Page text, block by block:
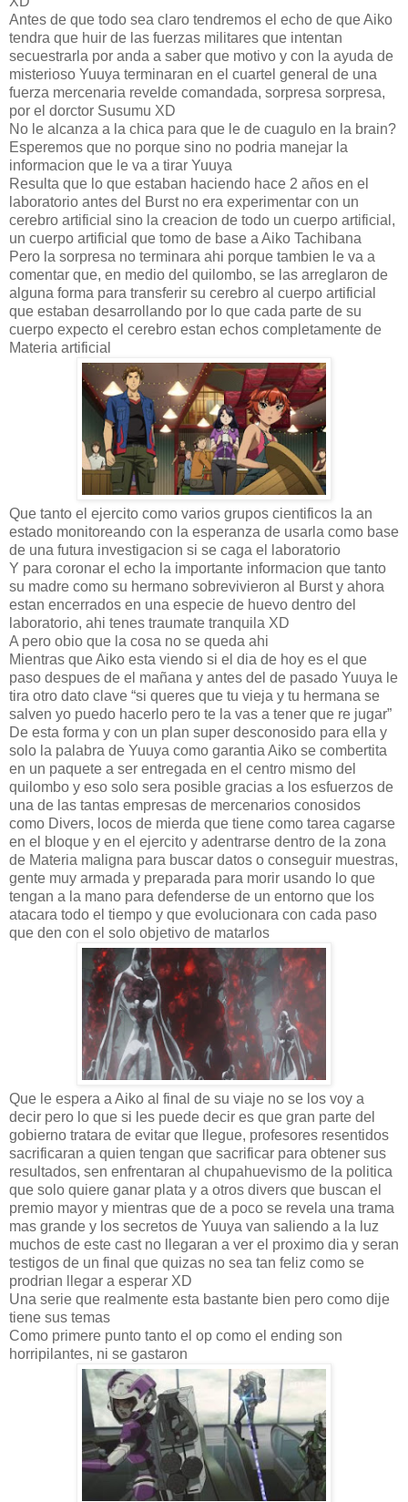
Antes de que todo sea claro tendremos el echo de que Aiko
tendra que huir de las fuerzas militares que intentan
secuestrarla por anda a saber que motivo y con la ayuda de
misterioso Yuuya terminaran en el cuartel general de una
fuerza mercenaria revelde comandada, sorpresa sorpresa,
por el dorctor Susumu XD
No le alcanza a la chica para que le de cuagulo en la brain?
Esperemos que no porque sino no podria manejar la
informacion que le va a tirar Yuuya
Resulta que lo que estaban haciendo hace 2 años en el
laboratorio antes del Burst no era experimentar con un
cerebro artificial sino la creacion de todo un cuerpo artificial,
un cuerpo artificial que tomo de base a Aiko Tachibana
Pero la sorpresa no terminara ahi porque tambien le va a
comentar que, en medio del quilombo, se las arreglaron de
alguna forma para transferir su cerebro al cuerpo artificial
que estaban desarrollando por lo que cada parte de su
cuerpo expecto el cerebro estan echos completamente de
Materia artificial
Que tanto el ejercito como varios grupos cientificos la an
estado monitoreando con la esperanza de usarla como base
de una futura investigacion si se caga el laboratorio
Y para coronar el echo la importante informacion que tanto
su madre como su hermano sobrevivieron al Burst y ahora
estan encerrados en una especie de huevo dentro del
laboratorio, ahi tenes traumate tranquila XD
A pero obio que la cosa no se queda ahi
Mientras que Aiko esta viendo si el dia de hoy es el que
paso despues de el mañana y antes del de pasado Yuuya le
tira otro dato clave “si queres que tu vieja y tu hermana se
salven yo puedo hacerlo pero te la vas a tener que re jugar”
De esta forma y con un plan super desconosido para ella y
solo la palabra de Yuuya como garantia Aiko se combertita
en un paquete a ser entregada en el centro mismo del
quilombo y eso solo sera posible gracias a los esfuerzos de
una de las tantas empresas de mercenarios conosidos
como Divers, locos de mierda que tiene como tarea cagarse
en el bloque y en el ejercito y adentrarse dentro de la zona
de Materia maligna para buscar datos o conseguir muestras,
gente muy armada y preparada para morir usando lo que
tengan a la mano para defenderse de un entorno que los
atacara todo el tiempo y que evolucionara con cada paso
que den con el solo objetivo de matarlos
Que le espera a Aiko al final de su viaje no se los voy a
decir pero lo que si les puede decir es que gran parte del
gobierno tratara de evitar que llegue, profesores resentidos
sacrificaran a quien tengan que sacrificar para obtener sus
resultados, sen enfrentaran al chupahuevismo de la politica
que solo quiere ganar plata y a otros divers que buscan el
premio mayor y mientras que de a poco se revela una trama
mas grande y los secretos de Yuuya van saliendo a la luz
muchos de este cast no llegaran a ver el proximo dia y seran
testigos de un final que quizas no sea tan feliz como se
prodrian llegar a esperar XD
Una serie que realmente esta bastante bien pero como dije
tiene sus temas
Como primere punto tanto el op como el ending son
horripilantes, ni se gastaron